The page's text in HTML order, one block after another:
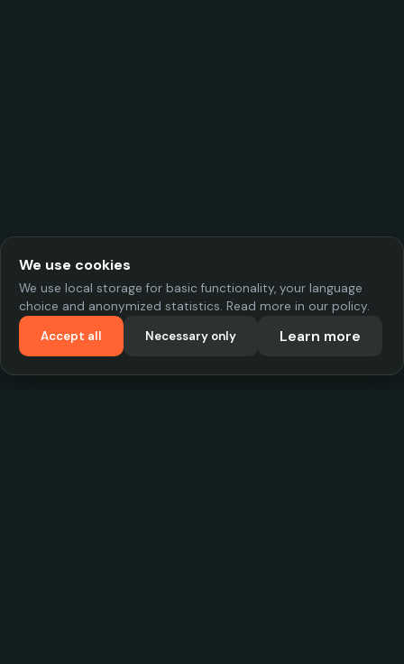
We use cookies
We use local storage for basic functionality, your language
choice and anonymized statistics. Read more in our policy.
Accept all
Necessary only Learn more